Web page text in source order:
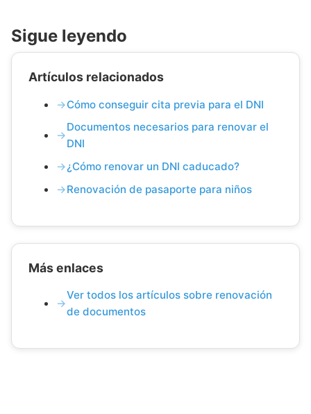
Sigue leyendo
Artículos relacionados
Cómo conseguir cita previa para el DNI
Documentos necesarios para renovar el
DNI
¿Cómo renovar un DNI caducado?
Renovación de pasaporte para niños
Más enlaces
Ver todos los artículos sobre renovación
de documentos